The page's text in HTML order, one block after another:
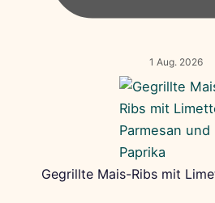
1 Aug. 2026
Gegrillte Mais-Ribs mit